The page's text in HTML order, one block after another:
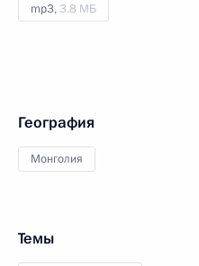
mp3, 3.8 МБ
География
Монголия
Темы